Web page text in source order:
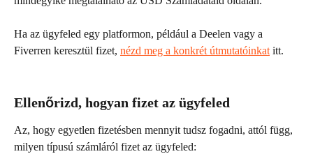
Ha az ügyfeled egy platformon, például a Deelen vagy a
Fiverren keresztül fizet, nézd meg a konkrét útmutatóinkat itt.
Ellenőrizd, hogyan fizet az ügyfeled
Az, hogy egyetlen fizetésben mennyit tudsz fogadni, attól függ,
milyen típusú számláról fizet az ügyfeled: